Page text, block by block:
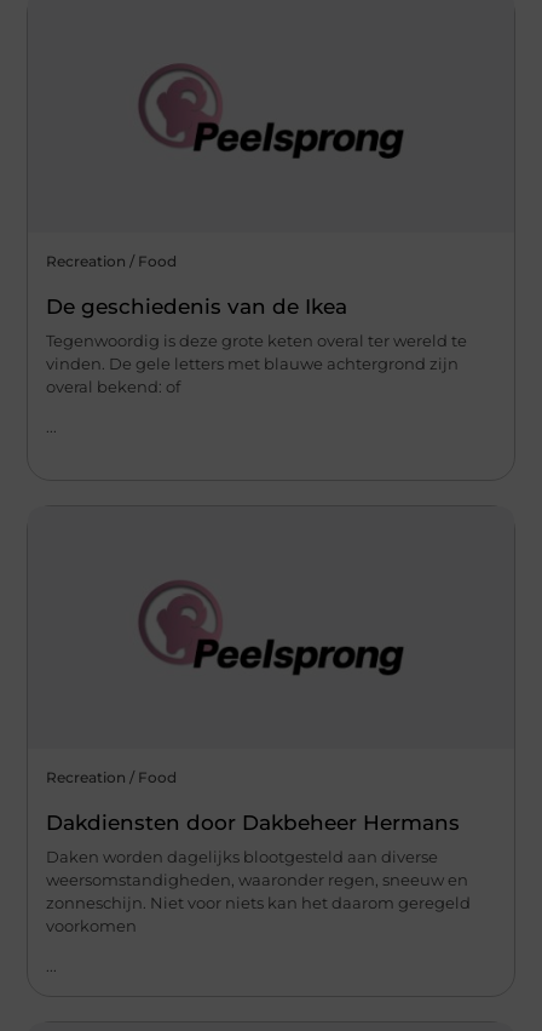
Recreation / Food
De geschiedenis van de Ikea
Tegenwoordig is deze grote keten overal ter wereld te
vinden. De gele letters met blauwe achtergrond zijn
overal bekend: of
Recreation / Food
Dakdiensten door Dakbeheer Hermans
Daken worden dagelijks blootgesteld aan diverse
weersomstandigheden, waaronder regen, sneeuw en
zonneschijn. Niet voor niets kan het daarom geregeld
voorkomen
...